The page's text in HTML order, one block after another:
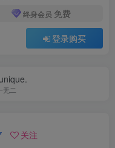
终身会员 免费
登录购买
无二
关注